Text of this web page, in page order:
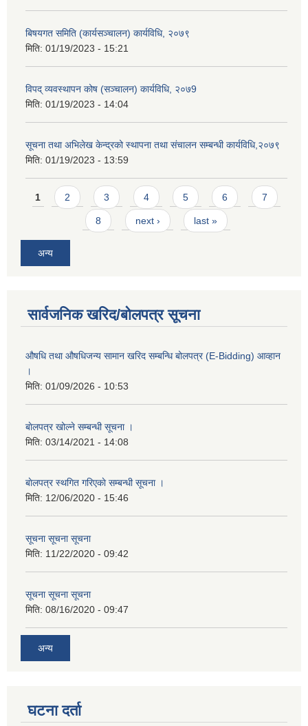
बिषयगत समिति (कार्यसञ्चालन) कार्यविधि, २०७९
मिति: 01/19/2023 - 15:21
विपद् व्यवस्थापन कोष (सञ्चालन) कार्यविधि, २०७9
मिति: 01/19/2023 - 14:04
सूचना तथा अभिलेख केन्द्रको स्थापना तथा संचालन सम्बन्धी कार्यविधि,२०७९
मिति: 01/19/2023 - 13:59
Pages
1 2 3 4 5 6 7
8 next › last »
अन्य
सार्वजनिक खरिद/बोलपत्र सूचना
औषधि तथा औषधिजन्य सामान खरिद सम्बन्धि बोलपत्र (E-Bidding) आव्हान
।
मिति: 01/09/2026 - 10:53
बाेलपत्र खोल्ने सम्बन्धी सूचना ।
मिति: 03/14/2021 - 14:08
बाेलपत्र स्थगित गरिएकाे सम्बन्धी सूचना ।
मिति: 12/06/2020 - 15:46
सूचना सूचना सूचना
मिति: 11/22/2020 - 09:42
सूचना सूचना सूचना
मिति: 08/16/2020 - 09:47
अन्य
घटना दर्ता